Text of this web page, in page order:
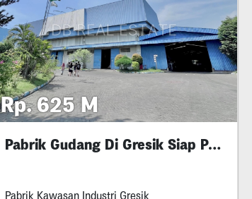
Rp. 625 M
Pabrik Gudang Di Gresik Siap Pakai
Pabrik Kawasan Industri Gresik